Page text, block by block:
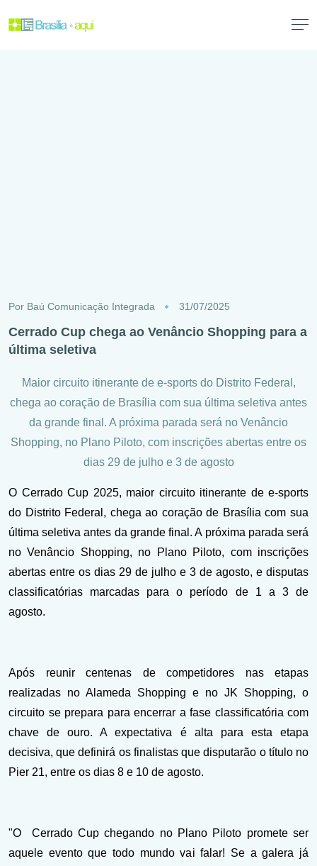
Por Baú Comunicação Integrada 31/07/2025
Cerrado Cup chega ao Venâncio Shopping para a
última seletiva
Maior circuito itinerante de e-sports do Distrito Federal,
chega ao coração de Brasília com sua última seletiva antes
da grande final. A próxima parada será no Venâncio
Shopping, no Plano Piloto, com inscrições abertas entre os
dias 29 de julho e 3 de agosto
O Cerrado Cup 2025, maior circuito itinerante de e-sports
do Distrito Federal, chega ao coração de Brasília com sua
última seletiva antes da grande final. A próxima parada será
no Venâncio Shopping, no Plano Piloto, com inscrições
abertas entre os dias 29 de julho e 3 de agosto, e disputas
classificatórias marcadas para o período de 1 a 3 de
agosto.
Após reunir centenas de competidores nas etapas
realizadas no Alameda Shopping e no JK Shopping, o
circuito se prepara para encerrar a fase classificatória com
chave de ouro. A expectativa é alta para esta etapa
decisiva, que definirá os finalistas que disputarão o título no
Pier 21, entre os dias 8 e 10 de agosto.
"O
Cerrado Cup chegando no Plano Piloto promete ser
aquele evento que todo mundo vai falar! Se a galera já